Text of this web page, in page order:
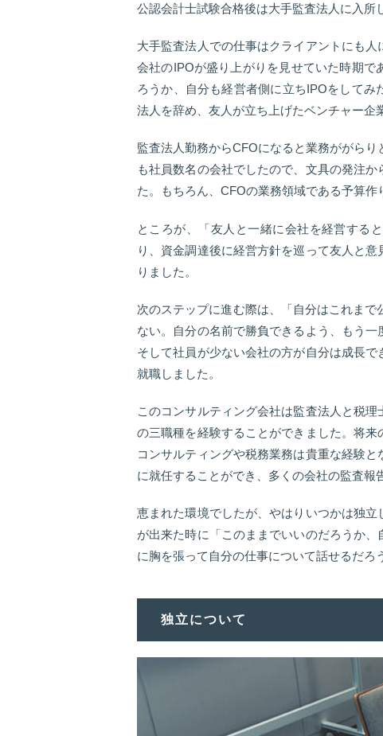
公認会計士試験合格後は大手監査法人に入所
大手監査法人での仕事はクライアントにも
会社のIPOが盛り上がりを見せていた時期
ろうか、自分も経営者側に立ちIPOをして
法人を辞め、友人が立ち上げたベンチャー企
監査法人勤務からCFOになると業務ががら
も社員数名の会社でしたので、文具の発注
た。もちろん、CFOの業務領域である予算作
ところが、「友人と一緒に会社を経営する
り、資金調達後に経営方針を巡って友人と
りました。
次のステップに進む際は、「自分はこれま
ない。自分の名前で勝負できるよう、もう一
そして社員が少ない会社の方が自分は成長
就職しました。
このコンサルティング会社は監査法人と税
の三職種を経験することができました。将
コンサルティングや税務業務は貴重な経験
に就任することができ、多くの会社の監査報
恵まれた環境でしたが、やはりいつかは独
が出来た時に「このままでいいのだろうか
に胸を張って自分の仕事について話せるだろ
独立について